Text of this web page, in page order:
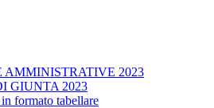
AMMINISTRATIVE 2023
GIUNTA 2023
formato tabellare